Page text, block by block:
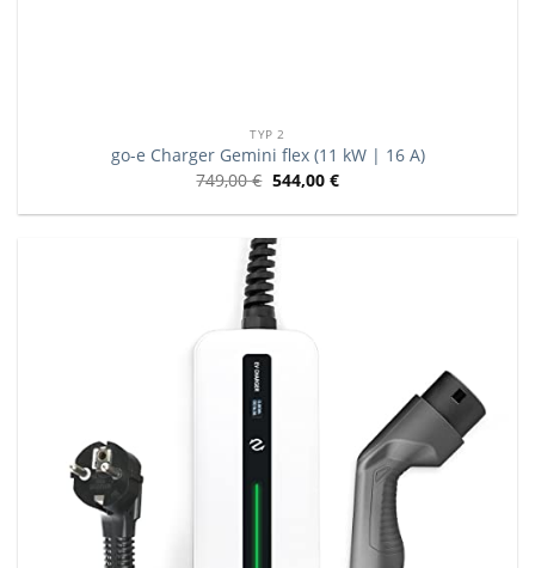
TYP 2
go-e Charger Gemini flex (11 kW | 16 A)
749,00€ 544,00 €